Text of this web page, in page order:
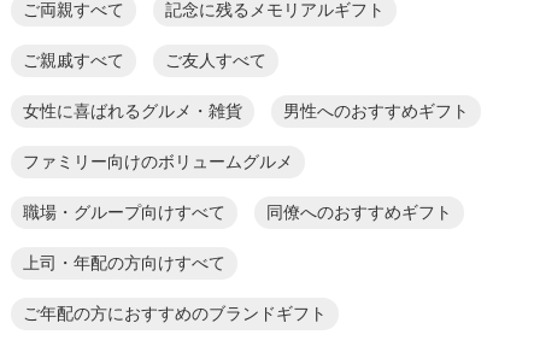
ご両親すべて 記念に残るメモリアルギフト
ご親戚すべて ご友人すべて
女性に喜ばれるグルメ・雑貨 男性へのおすすめギフト
ファミリー向けのボリュームグルメ
職場・グループ向けすべて 同僚へのおすすめギフト
上司・年配の方向けすべて
ご年配の方におすすめのブランドギフト